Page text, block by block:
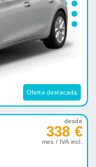
Oferta destacada
desde
338 €
mes / IVA incl.